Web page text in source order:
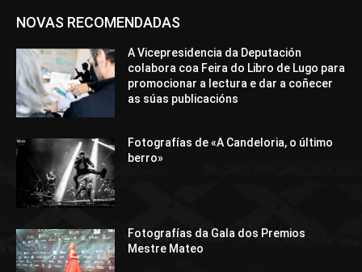
NOVAS RECOMENDADAS
A Vicepresidencia da Deputación
colabora coa Feira do Libro de Lugo para
promocionar a lectura e dar a coñecer
as súas publicacións
Fotografías de «A Candeloria, o último
berro»
Fotografías da Gala dos Premios
Mestre Mateo